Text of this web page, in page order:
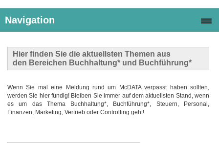
Navigation
Hier finden Sie die aktuellsten Themen aus
den Bereichen Buchhaltung* und Buchführung*
Wenn Sie mal eine Meldung rund um McDATA verpasst haben sollten,
werden Sie hier fündig! Bleiben Sie immer auf dem aktuellsten Stand, wenn
es um das Thema Buchhaltung*, Buchführung*, Steuern, Personal,
Finanzen, Marketing, Vertrieb oder Controlling geht!